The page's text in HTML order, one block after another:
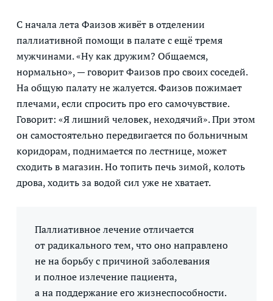
С начала лета Фаизов живёт в отделении
паллиативной помощи в палате с ещё тремя
мужчинами. «Ну как дружим? Общаемся,
нормально», — говорит Фаизов про своих соседей.
На общую палату не жалуется. Фаизов пожимает
плечами, если спросить про его самочувствие.
Говорит: «Я лишний человек, неходячий». При этом
он самостоятельно передвигается по больничным
коридорам, поднимается по лестнице, может
сходить в магазин. Но топить печь зимой, колоть
дрова, ходить за водой сил уже не хватает.
Паллиативное лечение отличается
от радикального тем, что оно направлено
не на борьбу с причиной заболевания
и полное излечение пациента,
а на поддержание его жизнеспособности.